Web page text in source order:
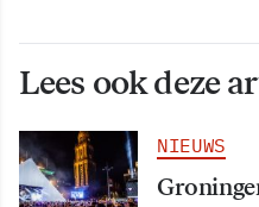
Lees ook deze
NIEUWS